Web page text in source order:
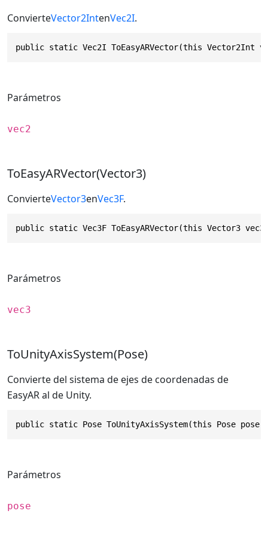
ConvierteVector2IntenVec2I.
public static Vec2I ToEasyARVector(this Vector2Int
Parámetros
vec2
ToEasyARVector(Vector3)
ConvierteVector3enVec3F.
public static Vec3F ToEasyARVector(this Vector3
Parámetros
vec3
ToUnityAxisSystem(Pose)
Convierte del sistema de ejes de coordenadas de
EasyAR al de Unity.
public static Pose ToUnityAxisSystem(this Pose pose)
Parámetros
pose